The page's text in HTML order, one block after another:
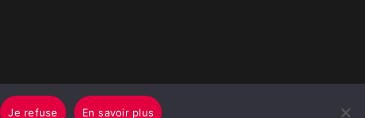
Je refuse En savoir plus